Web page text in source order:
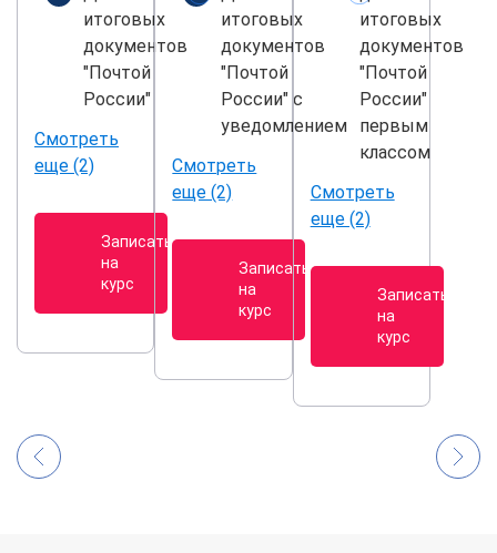
итоговых
документов
"Почтой
России"
Смотреть
еще (2)
Записаться
на
курс
итоговых
документов
"Почтой
России" с
уведомлением
Смотреть
еще (2)
Записаться
на
курс
итоговых
документов
"Почтой
России"
первым
классом
Смотреть
еще (2)
Записаться
на
курс